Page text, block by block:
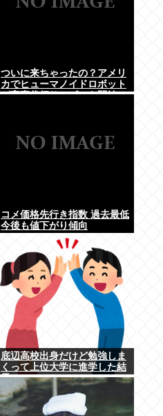
ついに来ちゃったの？アメリ
カでヒューマノイドロボット
が家事代行サービスを開始
コメ価格先行き指数 過去最低
今後も値下がり傾向
底辺高校出身だけど勉強しま
くって上位大学に進学した結
果w